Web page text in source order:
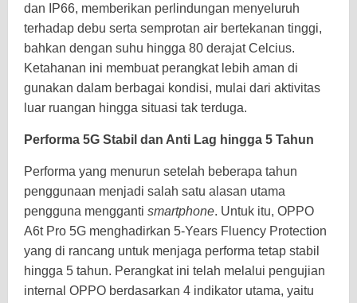
dan IP66, memberikan perlindungan menyeluruh
terhadap debu serta semprotan air bertekanan tinggi,
bahkan dengan suhu hingga 80 derajat Celcius.
Ketahanan ini membuat perangkat lebih aman di
gunakan dalam berbagai kondisi, mulai dari aktivitas
luar ruangan hingga situasi tak terduga.
Performa 5G Stabil dan Anti Lag hingga 5 Tahun
Performa yang menurun setelah beberapa tahun
penggunaan menjadi salah satu alasan utama
pengguna mengganti smartphone. Untuk itu, OPPO
A6t Pro 5G menghadirkan 5-Years Fluency Protection
yang di rancang untuk menjaga performa tetap stabil
hingga 5 tahun. Perangkat ini telah melalui pengujian
internal OPPO berdasarkan 4 indikator utama, yaitu